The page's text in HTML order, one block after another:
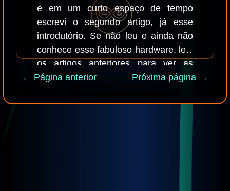
e em um curto espaço de tempo
escrevi o segundo artigo, já esse
introdutório. Se não leu e ainda não
conhece esse fabuloso hardware, leia
os artigos anteriores para ver as
especificações e recursos,
desse parágrafo.
← Página anterior Próxima página →